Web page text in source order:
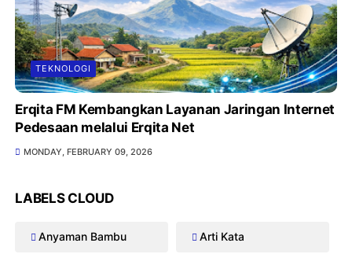
TEKNOLOGI
Erqita FM Kembangkan Layanan Jaringan Internet
Pedesaan melalui Erqita Net
MONDAY, FEBRUARY 09, 2026
LABELS CLOUD
Anyaman Bambu Arti Kata